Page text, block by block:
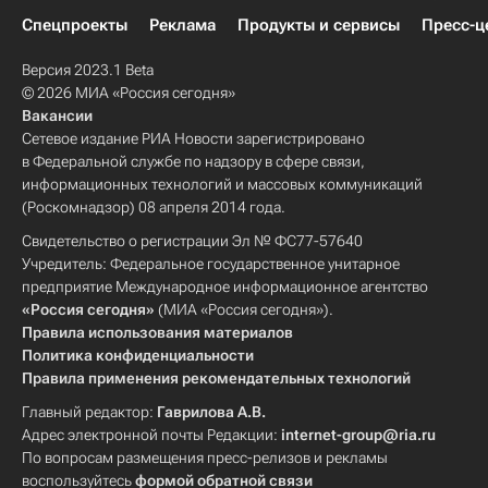
Спецпроекты
Реклама Продукты и сервисы Пресс-
Версия 2023.1 Beta
© 2026 МИА «Россия сегодня»
Вакансии
Сетевое издание РИА Новости зарегистрировано
в Федеральной службе по надзору в сфере связи,
информационных технологий и массовых коммуникаций
(Роскомнадзор) 08 апреля 2014 года.
Свидетельство о регистрации Эл № ФС77-57640
Учредитель: Федеральное государственное унитарное
предприятие Международное информационное агентство
«Россия сегодня» (МИА «Россия сегодня»).
Правила использования материалов
Политика конфиденциальности
Правила применения рекомендательных технологий
Главный редактор: Гаврилова А.В.
Адрес электронной почты Редакции: internet-group@ria.ru
По вопросам размещения пресс-релизов и рекламы
воспользуйтесьформой обратной связи